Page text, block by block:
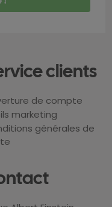
clients
de compte
marketing
générales de